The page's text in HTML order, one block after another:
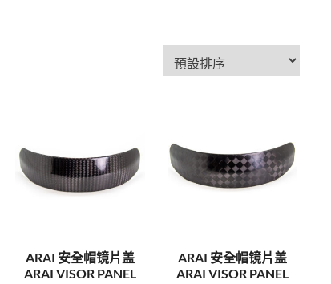
ARAI 安全帽镜片盖
ARAI VISOR PANEL
ARAI 安全帽镜片盖
ARAI VISOR PANEL